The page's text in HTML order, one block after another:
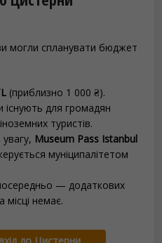
могли спланувати бюджет
(приблизно 1 000 ₴).
існують для громадян
туристів.
увагу, Museum Pass Istanbul
муніципалітетом
— додаткових
місці немає.